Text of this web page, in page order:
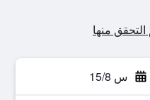
س 15/8